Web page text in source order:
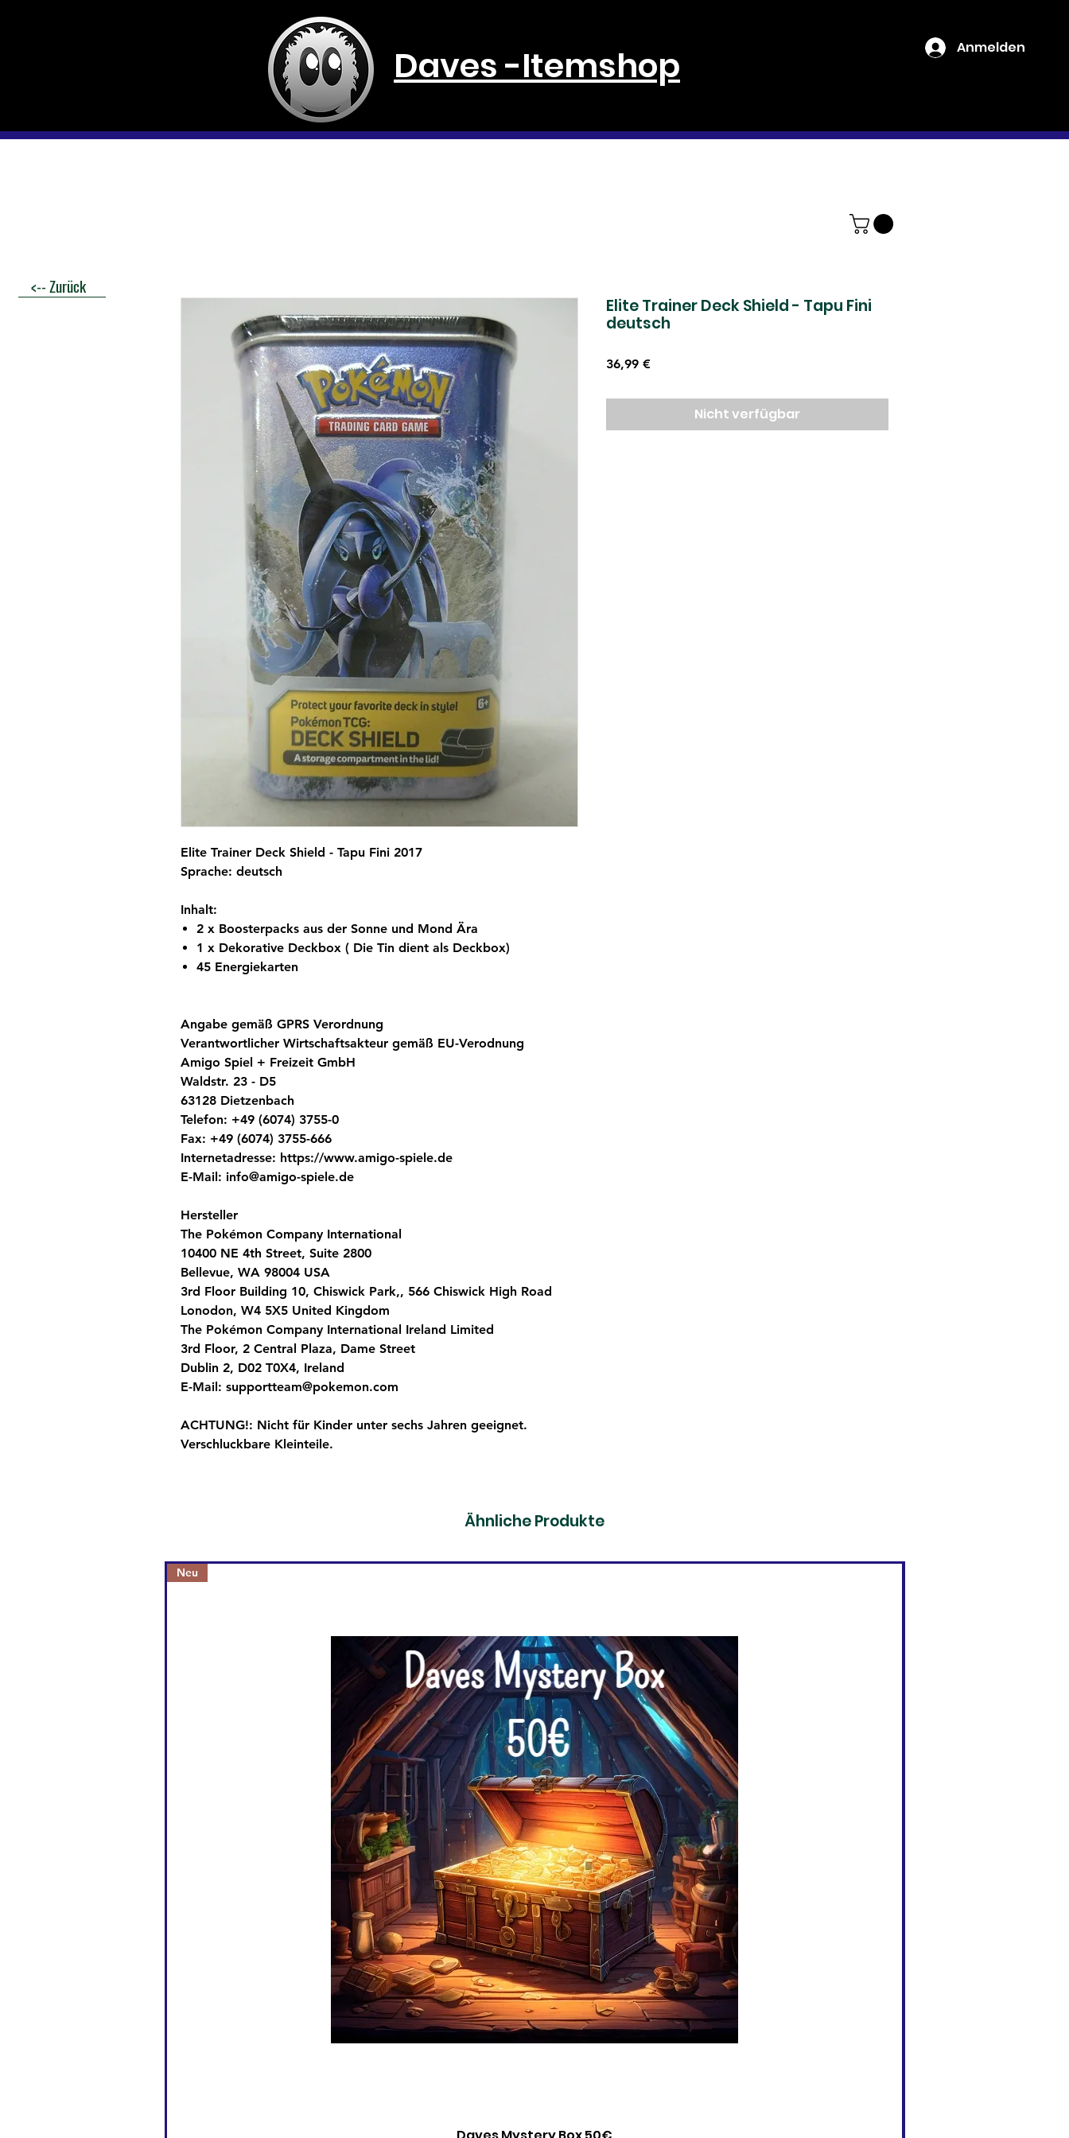
Daves -Itemshop Anmelden
<-- Zurück
Elite Trainer Deck Shield - Tapu Fini 2017
Sprache: deutsch
Inhalt:
2 x Boosterpacks aus der Sonne und Mond Ära
1 x Dekorative Deckbox ( Die Tin dient als Deckbox)
45 Energiekarten
Angabe gemäß GPRS Verordnung
Verantwortlicher Wirtschaftsakteur gemäß EU-Verodnung
Amigo Spiel + Freizeit GmbH
Waldstr. 23 - D5
63128 Dietzenbach
Telefon: +49 (6074) 3755-0
Fax: +49 (6074) 3755-666
Internetadresse: https://www.amigo-spiele.de
E-Mail: info@amigo-spiele.de
Hersteller
The Pokémon Company International
10400 NE 4th Street, Suite 2800
Bellevue, WA 98004 USA
3rd Floor Building 10, Chiswick Park,, 566 Chiswick High Road
Lonodon, W4 5X5 United Kingdom
The Pokémon Company International Ireland Limited
3rd Floor, 2 Central Plaza, Dame Street
Dublin 2, D02 T0X4, Ireland
E-Mail: supportteam@pokemon.com
ACHTUNG!: Nicht für Kinder unter sechs Jahren geeignet.
Verschluckbare Kleinteile.
Elite Trainer Deck Shield - Tapu Fini
deutsch
36,99 €Preis
Nicht verfügbar
Ähnliche Produkte
Schnellansicht
Neu